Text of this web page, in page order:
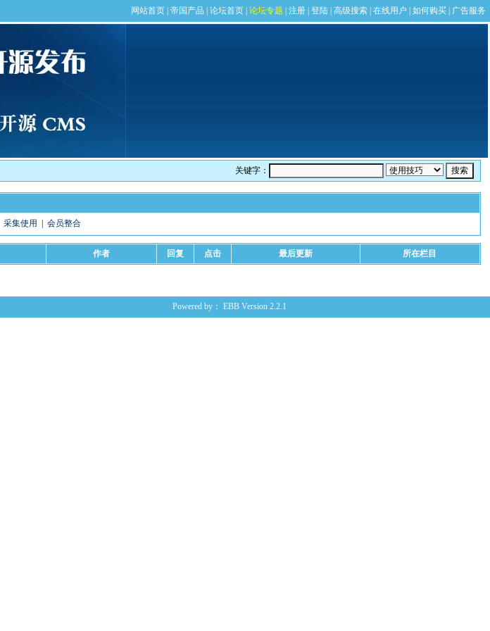
关键字：
采集使用 会员整合
作者 回复 点击 最后更新 所在栏目
Powered by： EBB Version 2.2.1